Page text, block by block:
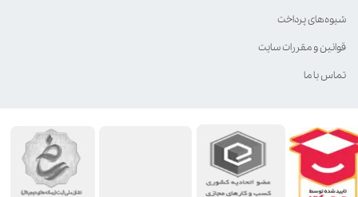
شیوه‌های پرداخت
قوانین و مقررات سایت
تماس با ما